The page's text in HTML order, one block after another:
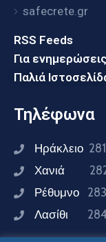
safecrete.gr
RSS Feeds
Για
Παλιά
Τηλέφωνα
Ηράκλειο
Χανιά
Ρέθυμνο
Λασίθι